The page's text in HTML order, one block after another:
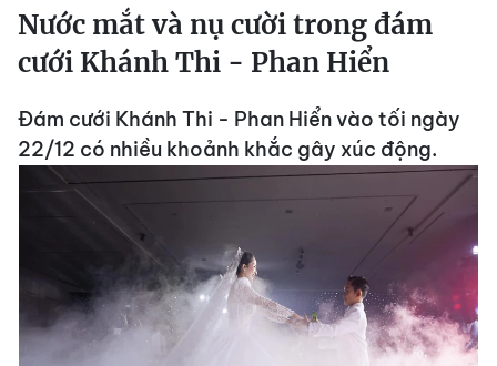
Nước mắt và nụ cười trong đám
cưới Khánh Thi - Phan Hiển
Đám cưới Khánh Thi - Phan Hiển vào tối ngày
22/12 có nhiều khoảnh khắc gây xúc động.